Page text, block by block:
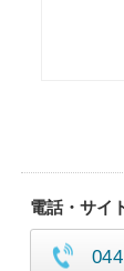
電話・サイ